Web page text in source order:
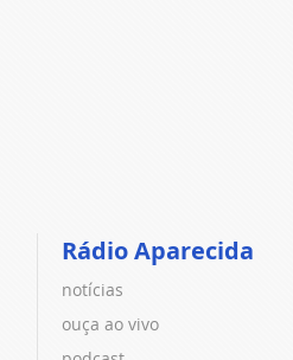
Rádio Aparecida
notícias
ouça ao vivo